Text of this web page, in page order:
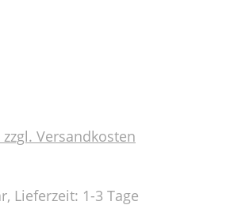
Versandkosten
Lieferzeit: 1-3 Tage